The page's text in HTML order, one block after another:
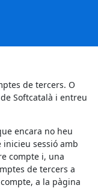
de tercers. O
Softcatalà i entreu
encara no heu
sessió amb
compte i, una
de tercers a
a la pàgina